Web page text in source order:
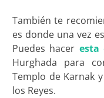
También te
es donde una vez
Puedes hacer esta
Hurghada para
Templo de Karnak
los Reyes.